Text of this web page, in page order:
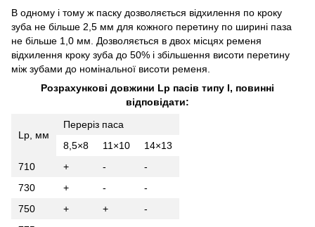
В одному і тому ж паску дозволяється відхилення по кроку
зуба не більше 2,5 мм для кожного перетину по ширині паза
не більше 1,0 мм. Дозволяється в двох місцях ременя
відхилення кроку зуба до 50% і збільшення висоти перетину
між зубами до номінальної висоти ременя.
Розрахункові довжини Lp пасів типу I, повинні
відповідати:
Lp, мм
Переріз паса
8,5×8
11×10
14×13
710
+ -
-
730
+ -
-
750
+ +
-